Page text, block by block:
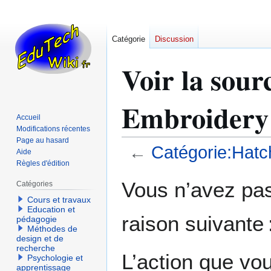
Voir la
←
à
navigation
à
recherche
Vous n’avez
raison suivante
L’action que
Catégorie Discussion
Accueil
Modifications récentes
Page au hasard
Aide
Règles d'édition
Catégories
Cours et travaux
Education et
pédagogie
Méthodes de
design et de
recherche
Psychologie et
apprentissage